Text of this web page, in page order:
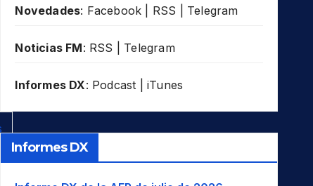
Novedades: Facebook RSS Telegram
Noticias FM: RSS Telegram
Informes DX: Podcast iTunes
Informes DX